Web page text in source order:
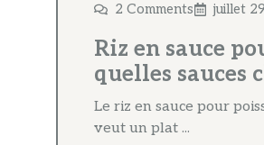
2 Comments juillet
Riz en sauce
quelles sauces
Le riz en sauce pour
veut un plat ...